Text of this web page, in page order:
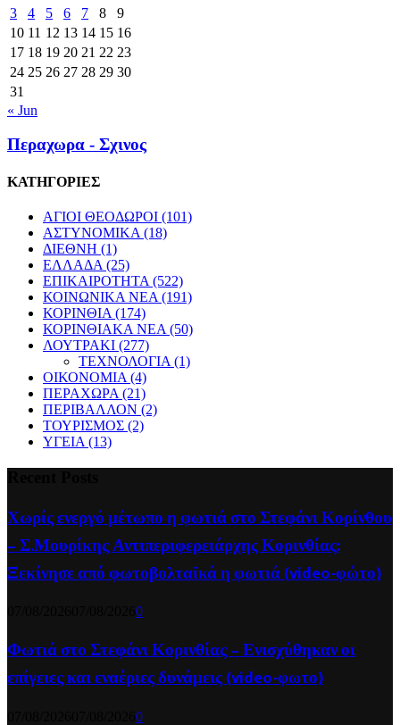
3
4 5 6 7 8
9
10 11 12 13 14 15 16
17 18 19 20 21 22 23
24 25 26 27 28 29 30
31
« Jun
Περαχωρα - Σχινος
ΚΑΤΗΓΟΡΙΕΣ
ΑΓΙΟΙ ΘΕΟΔΩΡΟΙ (101)
ΑΣΤΥΝΟΜΙΚΑ (18)
ΔΙΕΘΝΗ (1)
ΕΛΛΑΔΑ (25)
ΕΠΙΚΑΙΡΟΤΗΤΑ (522)
ΚΟΙΝΩΝΙΚΑ ΝΕΑ (191)
ΚΟΡΙΝΘΙΑ (174)
ΚΟΡΙΝΘΙΑΚΑ ΝΕΑ (50)
ΛΟΥΤΡΑΚΙ (277)
ΤΕΧΝΟΛΟΓΙΑ (1)
ΟΙΚΟΝΟΜΙΑ (4)
ΠΕΡΑΧΩΡΑ (21)
ΠΕΡΙΒΑΛΛΟΝ (2)
ΤΟΥΡΙΣΜΟΣ (2)
ΥΓΕΙΑ (13)
Χωρίς ενεργό μέτωπο η φωτιά στο Στεφάνι Κορίνθου
– Σ.Μουρίκης Αντιπεριφερειάρχης Κορινθίας:
Ξεκίνησε από φωτοβολταϊκά η φωτιά (video-φώτο)
0
Φωτιά στο Στεφάνι Κορινθίας – Ενισχύθηκαν οι
επίγειες και εναέριες δυνάμεις (video-φωτο)
0